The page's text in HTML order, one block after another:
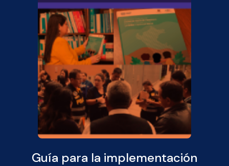
Guía para la implementación